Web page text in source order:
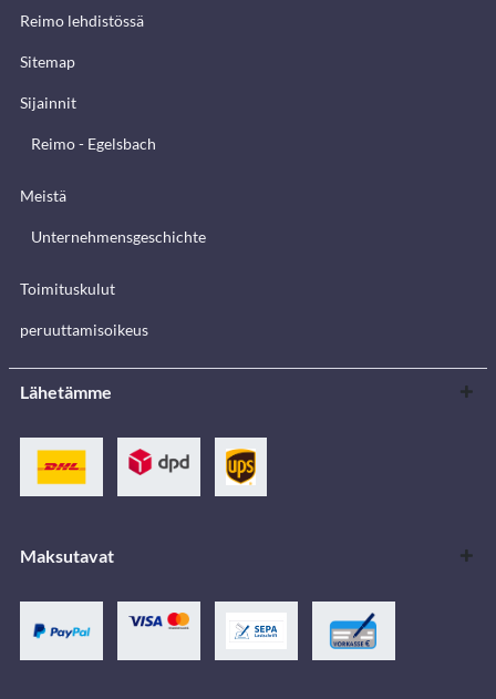
Reimo lehdistössä
Sitemap
Sijainnit
Reimo - Egelsbach
Meistä
Unternehmensgeschichte
Toimituskulut
peruuttamisoikeus
Lähetämme
Maksutavat